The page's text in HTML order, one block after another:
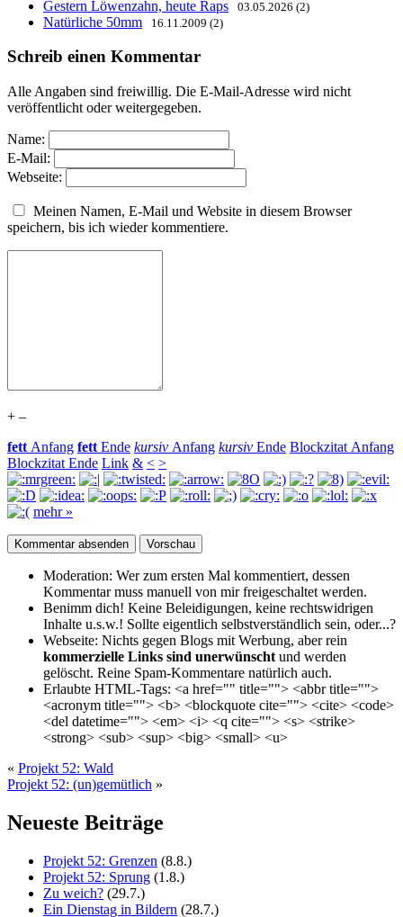
Gestern Löwenzahn, heute Raps 03.05.2026 (2)
Natürliche 50mm 16.11.2009 (2)
Schreib einen Kommentar
Alle Angaben sind freiwillig. Die E-Mail-Adresse wird nicht
veröffentlicht oder weitergegeben.
Name:
E-Mail:
Webseite:
Meinen Namen, E-Mail und Website in diesem Browser
speichern, bis ich wieder kommentiere.
+ –
fett Anfang fett Ende kursiv Anfang kursiv Ende Blockzitat Anfang
Blockzitat Ende Link & < >
mehr »
Moderation: Wer zum ersten Mal kommentiert, dessen
Kommentar muss manuell von mir freigeschaltet werden.
Benimm dich! Keine Beleidigungen, keine rechtswidrigen
Inhalte u.s.w.! Sollte eigentlich selbst­verständlich sein, oder...?
Webseite: Nichts gegen Blogs mit Werbung, aber rein
kommerzielle Links sind unerwünscht und werden
gelöscht. Reine Spam-Kommentare natürlich auch.
Erlaubte HTML-Tags: <a href="" title=""> <abbr title="">
<acronym title=""> <b> <blockquote cite=""> <cite> <code>
<del datetime=""> <em> <i> <q cite=""> <s> <strike>
<strong> <sub> <sup> <big> <small> <u>
« Projekt 52: Wald
Projekt 52: (un)gemütlich »
Neueste Beiträge
Projekt 52: Grenzen (8.8.)
Projekt 52: Sprung (1.8.)
Zu weich? (29.7.)
Ein Dienstag in Bildern (28.7.)